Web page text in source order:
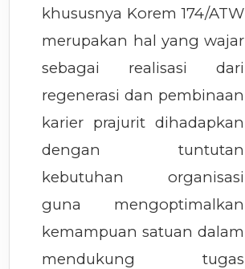
khususnya Korem 174/ATW
merupakan hal yang wajar
sebagai realisasi dari
regenerasi dan pembinaan
karier prajurit dihadapkan
dengan tuntutan
kebutuhan organisasi
guna mengoptimalkan
kemampuan satuan dalam
mendukung tugas